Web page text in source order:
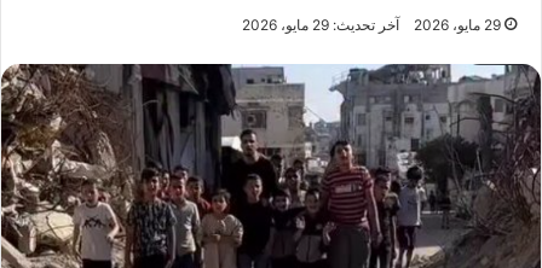
29 مايو، 2026 آخر تحديث: 29 مايو، 2026